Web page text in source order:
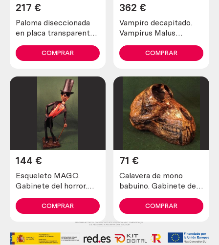
Paloma diseccionada
en placa transparente.
asignatura de ciencias
naturales en colegios.
217 €
COMPRAR
Vampiro decapitado.
Vampirus Malus
exclusiva,
362 €
COMPRAR
Esqueleto MAGO.
Gabinete del horror.
papel maché. Origen
británico.
144 €
COMPRAR
Calavera de mono
babuino. Gabinete del
en papel maché.
Origen británico.
71 €
COMPRAR